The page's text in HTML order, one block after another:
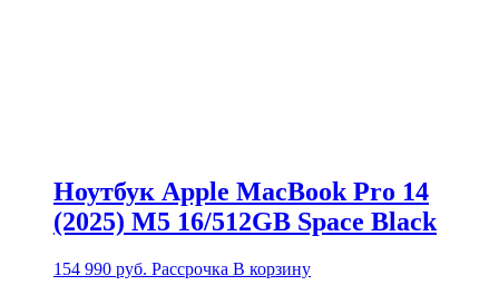
Ноутбук Apple MacBook Pro 14
(2025) M5 16/512GB Space Black
154 990 руб. Рассрочка В корзину